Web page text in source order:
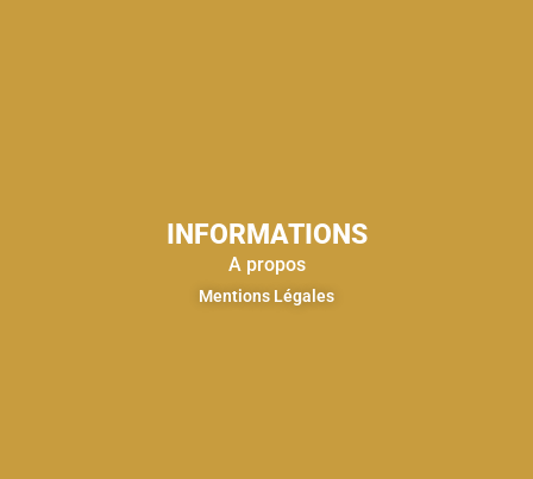
INFORMATIONS
A propos
Mentions Légales